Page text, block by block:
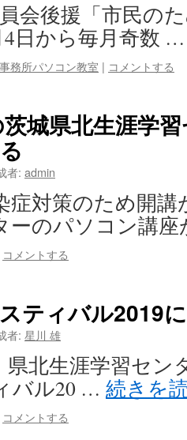
会後援「市民の
4日から毎月奇数
事務所パソコン教室 | コメントする
城県北生涯学
者: admin
症対策のため開
ーのパソコン講
コメントする
ティバル2019
者: 星川 雄
県北生涯学習セ
バル20 … 続きを
コメントする